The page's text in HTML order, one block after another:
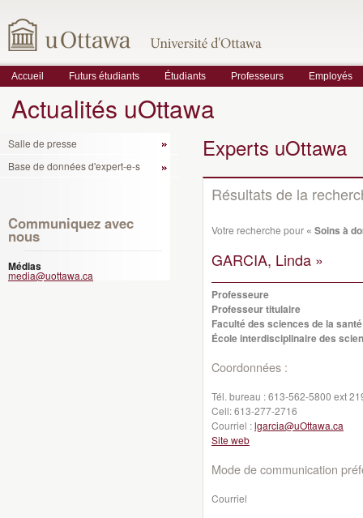
Accueil Futurs étudiants Étudiants Professeurs Employés
Actualités uOttawa
Salle de presse
Base de données d'expert-e-s
Communiquez avec
nous
Médias
media@uottawa.ca
Experts uOttawa
Résultats de la
Votre recherche pour « Soins à
GARCIA, Linda »
Professeure
Professeur titulaire
Faculté des sciences de la santé
École interdisciplinaire des
Coordonnées :
Tél. bureau :613-562-5800 ext
Cell:613-277-2716
Courriel :lgarcia@uOttawa.ca
Site web
Mode de communication
Courriel